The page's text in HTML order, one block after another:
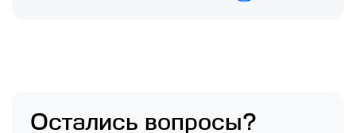
Остались вопросы?